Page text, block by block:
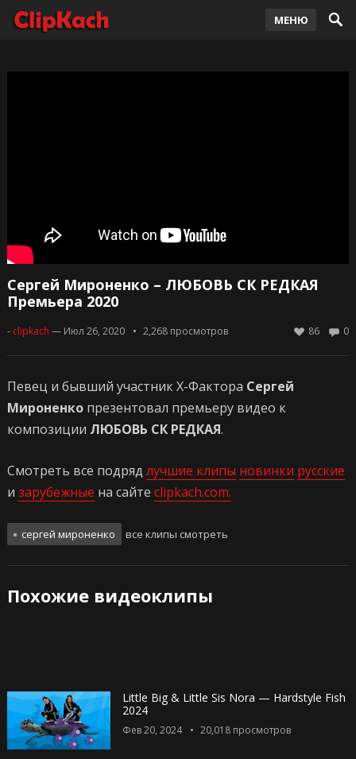
МЕНЮ
Сергей Мироненко – ЛЮБОВЬ СК РЕДКАЯ
Премьера 2020
- clipkach — Июл 26, 2020 2,268просмотров 0
86
Певец и бывший участник Х-Фактора Сергей
Мироненкопрезентовал премьеру видео к
композиции ЛЮБОВЬ СК РЕДКАЯ.
Смотреть все подряд лучшие клипы новинки русские
и зарубежные на сайте clipkach.com.
сергей мироненко все клипы смотреть
Похожие видеоклипы
Little Big & Little Sis Nora — Hardstyle Fish
2024
Фев 20, 2024 20,018просмотров